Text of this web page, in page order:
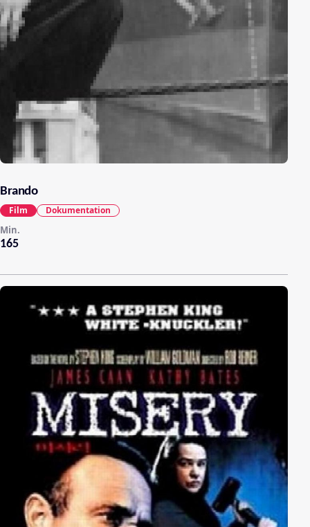
Brando
165
Min.
Film Dokumentation